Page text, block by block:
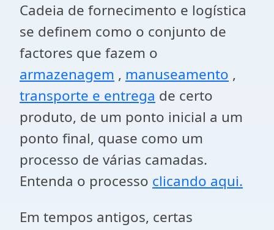
Cadeia de fornecimento e logística
se definem como o conjunto de
factores que fazem o
armazenagem , manuseamento ,
transporte e entrega de certo
produto, de um ponto inicial a um
ponto final, quase como um
processo de várias camadas.
Entenda o processo clicando aqui.
Em tempos antigos, certas